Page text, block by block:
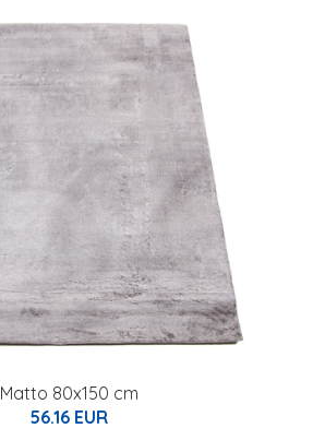
Matto 80x150 cm
56.16 EUR